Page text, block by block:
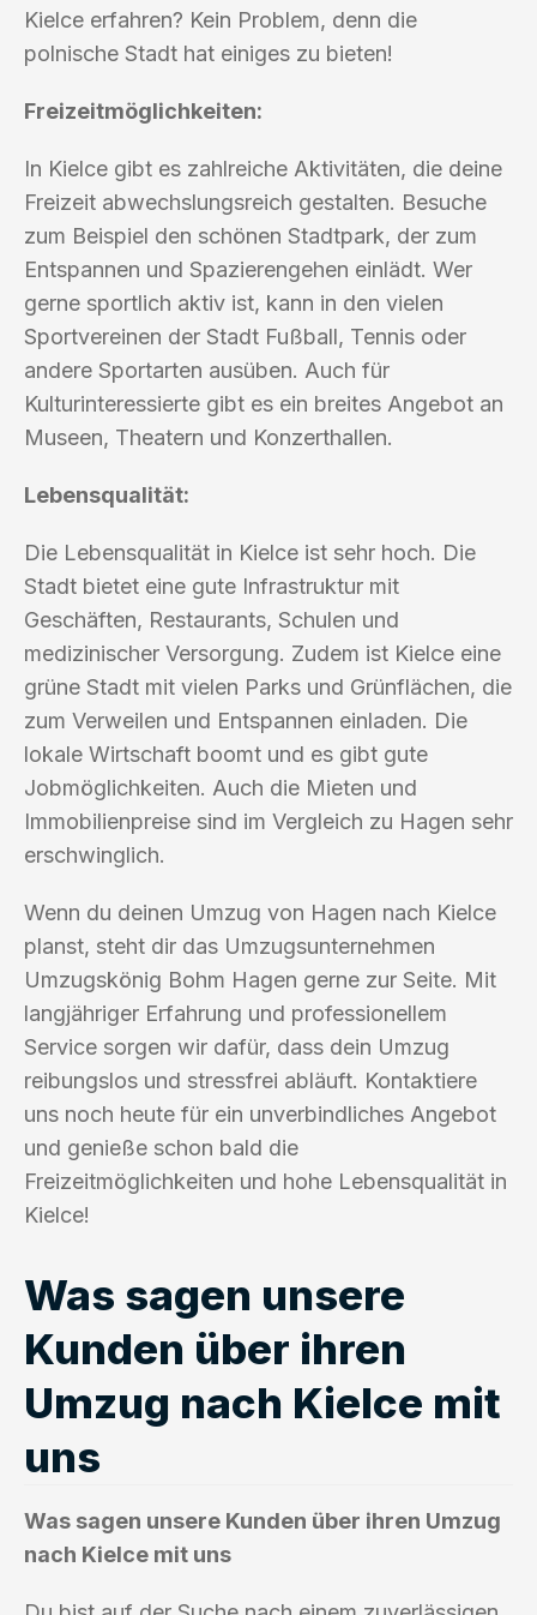
Kielce erfahren? Kein Problem, denn die
polnische Stadt hat einiges zu bieten!
Freizeitmöglichkeiten:
In Kielce gibt es zahlreiche Aktivitäten, die deine
Freizeit abwechslungsreich gestalten. Besuche
zum Beispiel den schönen Stadtpark, der zum
Entspannen und Spazierengehen einlädt. Wer
gerne sportlich aktiv ist, kann in den vielen
Sportvereinen der Stadt Fußball, Tennis oder
andere Sportarten ausüben. Auch für
Kulturinteressierte gibt es ein breites Angebot an
Museen, Theatern und Konzerthallen.
Lebensqualität:
Die Lebensqualität in Kielce ist sehr hoch. Die
Stadt bietet eine gute Infrastruktur mit
Geschäften, Restaurants, Schulen und
medizinischer Versorgung. Zudem ist Kielce eine
grüne Stadt mit vielen Parks und Grünflächen, die
zum Verweilen und Entspannen einladen. Die
lokale Wirtschaft boomt und es gibt gute
Jobmöglichkeiten. Auch die Mieten und
Immobilienpreise sind im Vergleich zu Hagen sehr
erschwinglich.
Wenn du deinen Umzug von Hagen nach Kielce
planst, steht dir das Umzugsunternehmen
Umzugskönig Bohm Hagen gerne zur Seite. Mit
langjähriger Erfahrung und professionellem
Service sorgen wir dafür, dass dein Umzug
reibungslos und stressfrei abläuft. Kontaktiere
uns noch heute für ein unverbindliches Angebot
und genieße schon bald die
Freizeitmöglichkeiten und hohe Lebensqualität in
Kielce!
Was sagen unsere
Kunden über ihren
Umzug nach Kielce mit
uns
Was sagen unsere Kunden über ihren Umzug
nach Kielce mit uns